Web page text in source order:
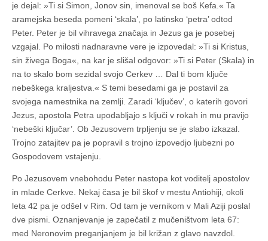
je dejal: »Ti si Simon, Jonov sin, imenoval se boš Kefa.« Ta
aramejska beseda pomeni ‘skala’, po latinsko ‘petra’ odtod
Peter. Peter je bil vihravega značaja in Jezus ga je posebej
vzgajal. Po milosti nadnaravne vere je izpovedal: »Ti si Kristus,
sin živega Boga«, na kar je slišal odgovor: »Ti si Peter (Skala) in
na to skalo bom sezidal svojo Cerkev … Dal ti bom ključe
nebeškega kraljestva.« S temi besedami ga je postavil za
svojega namestnika na zemlji. Zaradi ‘ključev’, o katerih govori
Jezus, apostola Petra upodabljajo s ključi v rokah in mu pravijo
‘nebeški ključar’. Ob Jezusovem trpljenju se je slabo izkazal.
Trojno zatajitev pa je popravil s trojno izpovedjo ljubezni po
Gospodovem vstajenju.
Po Jezusovem vnebohodu Peter nastopa kot voditelj apostolov
in mlade Cerkve. Nekaj časa je bil škof v mestu Antiohiji, okoli
leta 42 pa je odšel v Rim. Od tam je vernikom v Mali Aziji poslal
dve pismi. Oznanjevanje je zapečatil z mučeništvom leta 67:
med Neronovim preganjanjem je bil križan z glavo navzdol.